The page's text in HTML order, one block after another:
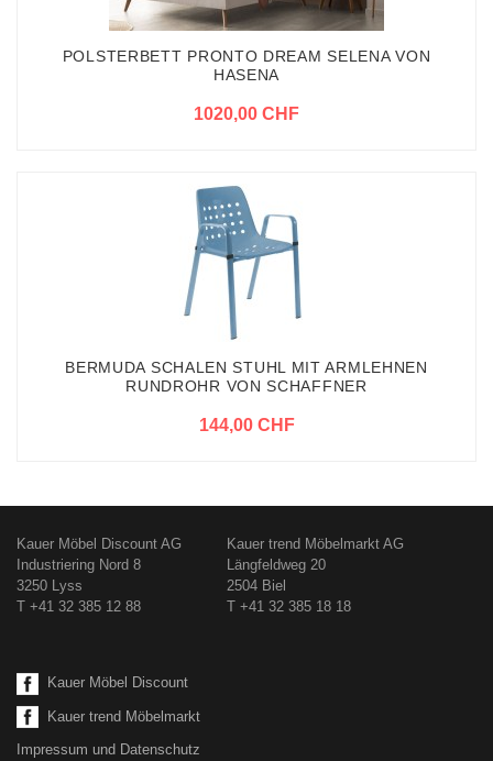
POLSTERBETT PRONTO DREAM SELENA VON
HASENA
1020,00 CHF
BERMUDA SCHALEN STUHL MIT ARMLEHNEN
RUNDROHR VON SCHAFFNER
144,00 CHF
Kauer Möbel Discount AG
Industriering Nord 8
3250 Lyss
T +41 32 385 12 88
Kauer trend Möbelmarkt AG
Längfeldweg 20
2504 Biel
T +41 32 385 18 18
Kauer Möbel Discount
Kauer trend Möbelmarkt
Impressum und Datenschutz